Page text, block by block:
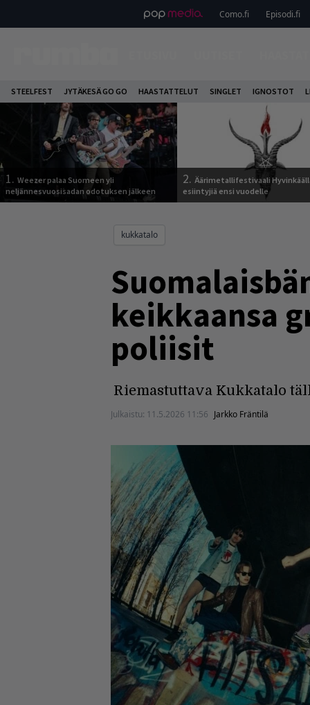
Como.fi Episodi.fi
STEELFEST JYTÄKESÄ GO GO HAASTATTELUT SINGLET IGNOSTOT
1. Weezer palaa Suomeen yli
neljännesvuosisadan odotuksen jälkeen
2. Äärimetallifestivaali
esiintyjiä ensi vuodelle
kukkatalo
keikkaansa
poliisit
Riemastuttava Kukkatalo
Julkaistu: 11.5.2026 11:56 Jarkko Fräntilä